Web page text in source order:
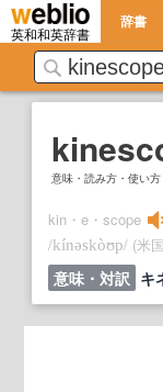
英和和英辞書
辞書
意味・読み方・使い方
kin・e・scope
/kínəskòʊp/ (米
意味・対訳 キ